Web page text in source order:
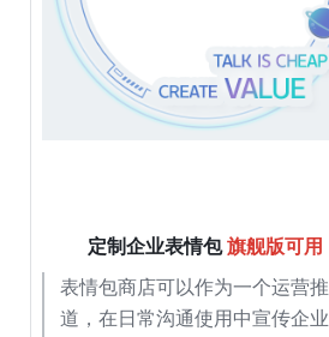
定制企业表情包 旗舰版可用
表情包商店可以作为一个运营
道，在日常沟通使用中宣传企